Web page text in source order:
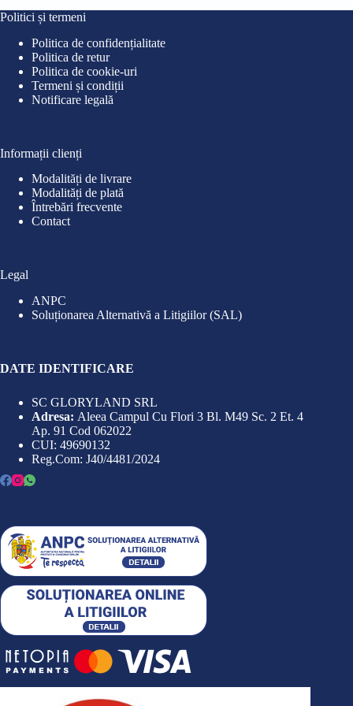
fost:
135,00 lei.
110,00 lei.
Politici și termeni
Politica de confidențialitate
Politica de retur
Politica de cookie-uri
Termeni și condiții
Notificare legală
Informații clienți
Modalități de livrare
Modalități de plată
Întrebări frecvente
Contact
Legal
ANPC
Soluționarea Alternativă a Litigiilor (SAL)
DATE IDENTIFICARE
SC GLORYLAND SRL
Adresa: Aleea Campul Cu Flori 3 Bl. M49 Sc. 2 Et. 4
Ap. 91 Cod 062022
CUI: 49690132
Reg.Com: J40/4481/2024